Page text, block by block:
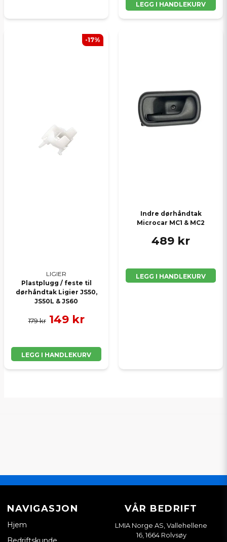
LEGG I HANDLEKURV
LIGIER
Plastplugg / feste til
dørhåndtak Ligier JS50,
JS50L & JS60
179 kr 149 kr
LEGG I HANDLEKURV
-17%
Indre dørhåndtak
Microcar MC1 & MC2
489 kr
LEGG I HANDLEKURV
NAVIGASJON
Hjem
VÅR BEDRIFT
LMIA Norge AS, Vallehellene
16, 1664 Rolvsøy